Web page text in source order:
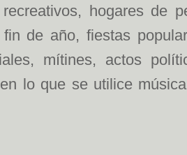
hogares de
de año, fiestas
mítines, actos
lo que se utilice